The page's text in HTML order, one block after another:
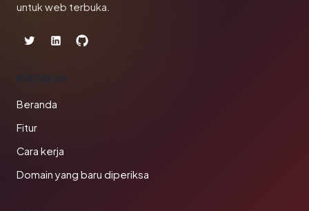
untuk web terbuka.
PRODUK
Beranda
Fitur
Cara kerja
Domain yang baru diperiksa